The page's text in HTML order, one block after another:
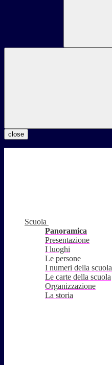
close
Scuola
Panoramica
Presentazione
I luoghi
Le persone
I numeri della scuola
Le carte della scuola
Organizzazione
La storia